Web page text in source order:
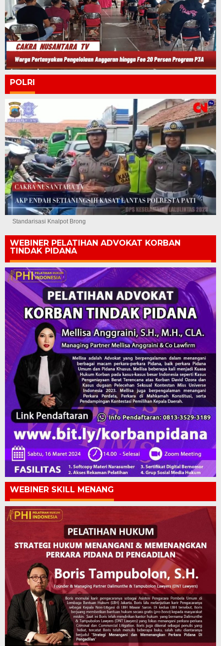
POLRI
Standarisasi Knalpot Brong
WEBINER PELATIHAN ADVOKAT KORBAN
TINDAK PIDANA
WEBINER SKILL MENANG